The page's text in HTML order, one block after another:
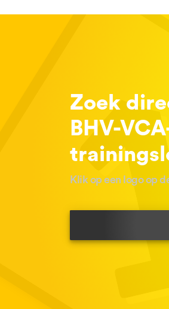
Zoek
BHV-
Klik op een logo op